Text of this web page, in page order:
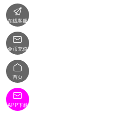

在线客服

金币充值

首页

APP下载